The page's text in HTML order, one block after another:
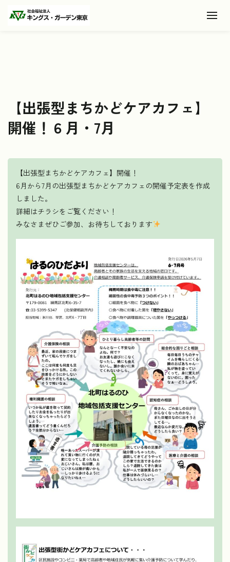
【出張型まちかどケアカフェ】
開催！６月・7月
【出張型まちかどケアカフェ】開催！
6月から7月の出張型まちかどケアカフェの開催予定表を作成
しました。
詳細はチラシをご覧ください！
みなさまぜひご参加、お待ちしております